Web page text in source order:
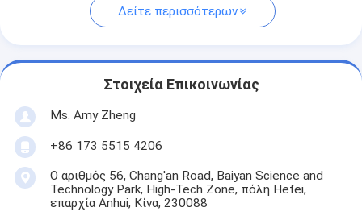
Δείτε περισσότερων
Στοιχεία Επικοινωνίας
Ms. Amy Zheng
+86 173 5515 4206
Ο αριθμός 56, Chang'an Road, Baiyan Science and
Technology Park, High-Tech Zone, πόλη Hefei,
επαρχία Anhui, Κίνα, 230088